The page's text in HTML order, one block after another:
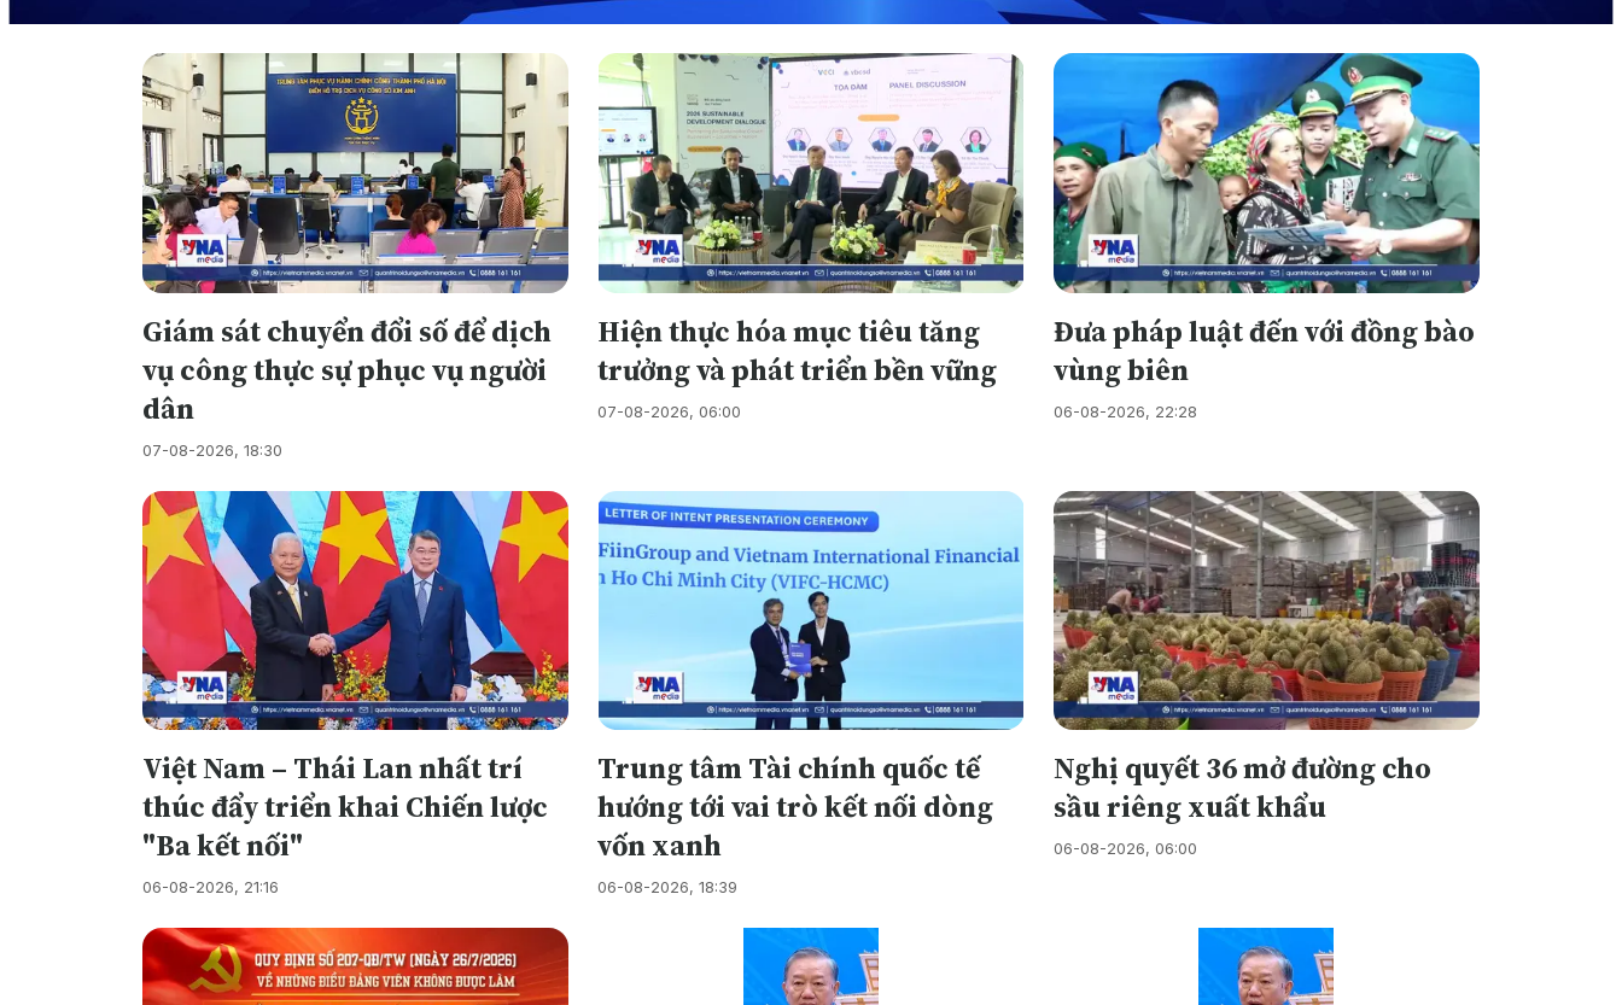
Giám sát chuyển đổi số để dịch
vụ công thực sự phục vụ người
dân
07-08-2026, 18:30
Hiện thực hóa mục tiêu tăng
trưởng và phát triển bền vững
07-08-2026, 06:00
Đưa pháp luật đến với đồng bào
vùng biên
06-08-2026, 22:28
Việt Nam – Thái Lan nhất trí
thúc đẩy triển khai Chiến lược
"Ba kết nối"
06-08-2026, 21:16
Trung tâm Tài chính quốc tế
hướng tới vai trò kết nối dòng
vốn xanh
06-08-2026, 18:39
Nghị quyết 36 mở đường cho
sầu riêng xuất khẩu
06-08-2026, 06:00